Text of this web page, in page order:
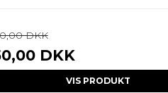
DKK
DKK
VIS PRODUKT